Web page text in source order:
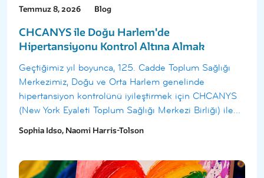
Temmuz 8, 2026 Blog
CHCANYS ile Doğu Harlem'de
Hipertansiyonu Kontrol Altına Almak
Geçtiğimiz yıl boyunca, 125. Cadde Toplum Sağlığı
Merkezimiz, Doğu ve Orta Harlem genelinde
hipertansiyon kontrolünü iyileştirmek için CHCANYS
(New York Eyaleti Toplum Sağlığı Merkezi Birliği) ile...
Sophia Idso, Naomi Harris-Tolson